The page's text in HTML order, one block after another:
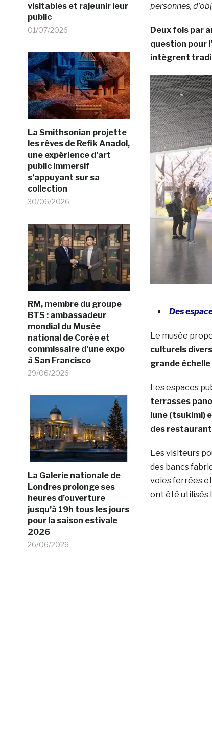
visitables et rajeunir leur
public
01/07/2026
La Smithsonian projette
les rêves de Refik Anadol,
une expérience d’art
public immersif
s’appuyant sur sa
collection
30/06/2026
RM, membre du groupe
BTS : ambassadeur
mondial du Musée
national de Corée et
commissaire d’une expo
à San Francisco
29/06/2026
La Galerie nationale de
Londres prolonge ses
heures d’ouverture
jusqu’à 19h tous les jours
pour la saison estivale
2026
26/06/2026
personnes,
Deux fois par
question pour
intègrent
Des
Le musée
culturels
grande
Les espaces
terrasses
lune (tsukimi)
des
Les visiteurs
des bancs
voies ferrées
ont été utilisés